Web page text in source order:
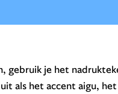
gebruik je het
als het accent aigu,